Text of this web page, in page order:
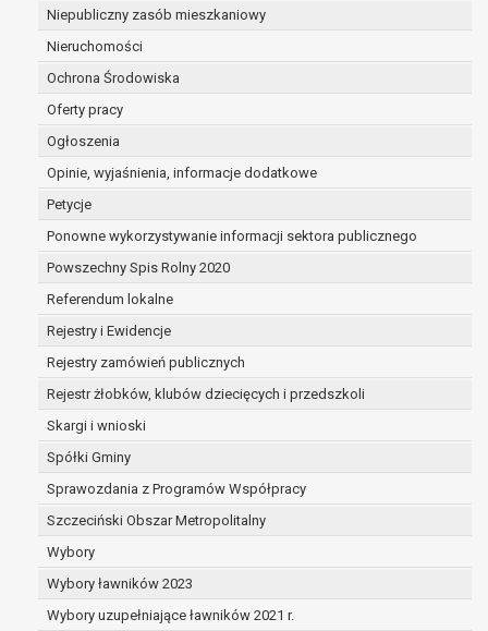
Niepubliczny zasób mieszkaniowy
Nieruchomości
Ochrona Środowiska
Oferty pracy
Ogłoszenia
Opinie, wyjaśnienia, informacje dodatkowe
Petycje
Ponowne wykorzystywanie informacji sektora publicznego
Powszechny Spis Rolny 2020
Referendum lokalne
Rejestry i Ewidencje
Rejestry zamówień publicznych
Rejestr żłobków, klubów dziecięcych i przedszkoli
Skargi i wnioski
Spółki Gminy
Sprawozdania z Programów Współpracy
Szczeciński Obszar Metropolitalny
Wybory
Wybory ławników 2023
Wybory uzupełniające ławników 2021 r.
niezbędność przetwarzania do wykonania
interesie publicznym lub w ramach
powierzonej administratorowi bądź
niezbędność przetwarzania do celów
Z przyczyn związanych z Pani/Pana szczególną
sprzeciwu, administrator nie może już
że wykaże on istnienie ważnych prawnie
dotyczą, lub podstaw do ustalenia, dochodzenia
W przypadku gdy przetwarzanie danych osobowych
osoby na przetwarzanie danych osobowych (art. 6 ust. 1
Pani/Panu prawo do cofnięcia tej zgody w dowolnym
wpływu na zgodność przetwarzania, którego dokonano
cofnięciem.
Przysługuje Pani/Panu prawo wniesienia skargi do
prawem przetwarzanie Pani/Pana danych osobowych
Organem właściwym do wniesienia skargi jest Prezes
Osobowych.
W zależności od sfery, w której przetwarzane są dane
osobowych jest dobrowolne albo jest wymogiem
Pani/Pana dane nie będą poddawane
tym również profilowaniu.